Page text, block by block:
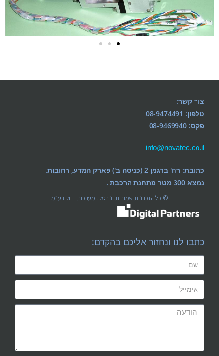
צור קשר:
טלפון: 08-9474491
פקס: 08-9469940
info@novatec.co.il
כתובת: רח' ברגמן 2 (כניסה ב') פארק המדע, רחובות.
נמצא 300 מטר מתחנת הרכבת .
© כל הזכוינות שמורות. נובטק. מערכות דיוק בע״מ
כתבו לנו ונחזור אליכם בהקדם: